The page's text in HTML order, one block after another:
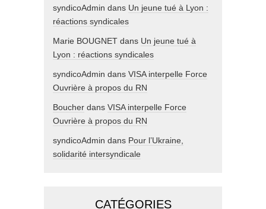
syndicoAdmin dans Un jeune tué à Lyon :
réactions syndicales
Marie BOUGNET dans Un jeune tué à
Lyon : réactions syndicales
syndicoAdmin dans VISA interpelle Force
Ouvrière à propos du RN
Boucher dans VISA interpelle Force
Ouvrière à propos du RN
syndicoAdmin dans Pour l’Ukraine,
solidarité intersyndicale
CATÉGORIES